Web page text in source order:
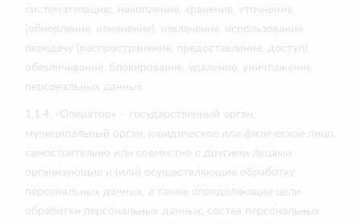
систематизацию, накопление, хранение, уточнение
(обновление, изменение), извлечение, использование,
передачу (распространение, предоставление, доступ),
обезличивание, блокирование, удаление, уничтожение
персональных данных.
1.1.4. «Оператор» – государственный орган,
муниципальный орган, юридическое или физическое лицо,
самостоятельно или совместно с другими лицами
организующие и (или) осуществляющие обработку
персональных данных, а также определяющие цели
обработки персональных данных, состав персональных